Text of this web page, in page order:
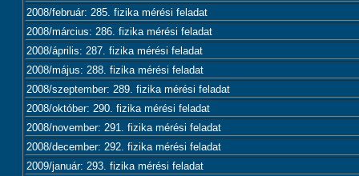
2008/február: 285. fizika mérési feladat
2008/március: 286. fizika mérési feladat
2008/április: 287. fizika mérési feladat
2008/május: 288. fizika mérési feladat
2008/szeptember: 289. fizika mérési feladat
2008/október: 290. fizika mérési feladat
2008/november: 291. fizika mérési feladat
2008/december: 292. fizika mérési feladat
2009/január: 293. fizika mérési feladat